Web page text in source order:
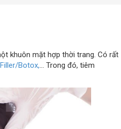
khuôn mặt hợp thời trang. Có rất
Botox,… Trong đó, tiêm